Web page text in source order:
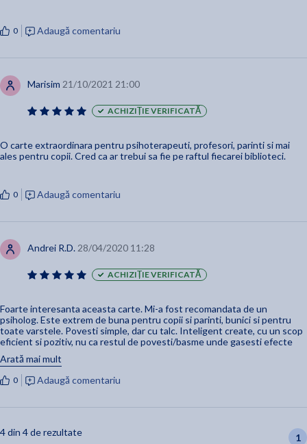
0 Adaugă comentariu
Marisim 21/10/2021 21:00
ACHIZIȚIE VERIFICATĂ
O carte extraordinara pentru psihoterapeuti, profesori, parinti si mai
ales pentru copii. Cred ca ar trebui sa fie pe raftul fiecarei biblioteci.
0 Adaugă comentariu
Andrei R.D. 28/04/2020 11:28
ACHIZIȚIE VERIFICATĂ
Foarte interesanta aceasta carte. Mi-a fost recomandata de un
psiholog. Este extrem de buna pentru copii si parinti, bunici si pentru
toate varstele. Povesti simple, dar cu talc. Inteligent create, cu un scop
eficient si pozitiv, nu ca restul de povesti/basme unde gasesti efecte
negative (lupte, batai, sange etc.). Povesti scrise frumos, din care poti
invata sa te schimbi in bine, sa iti dezvolti un caracter puternic, sa elimini
fricile/temerile intr-un mod constructiv pozitiv.
Arată mai mult
0 Adaugă comentariu
4 din 4 de rezultate 1